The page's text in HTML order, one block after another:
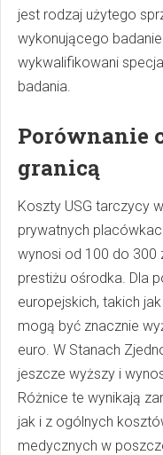
jest rodzaj użytego
wykonującego
wykwalifikowani
badania.
Porównanie
granicą
Koszty USG tarczycy
prywatnych
wynosi od 100 do 300
prestiżu ośrodka. Dla
europejskich, takich
mogą być znacznie
euro. W Stanach
jeszcze wyższy i
Różnice te wynikają
jak i z ogólnych
medycznych w